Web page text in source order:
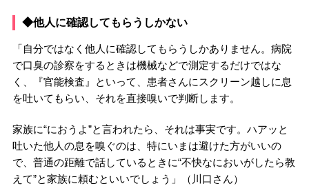
◆他人に確認してもらうしかない
「自分ではなく他人に確認してもらうしかありません。病院
で口臭の診察をするときは機械などで測定するだけではな
く、『官能検査』といって、患者さんにスクリーン越しに息
を吐いてもらい、それを直接嗅いで判断します。
家族に“におうよ”と言われたら、それは事実です。ハアッと
吐いた他人の息を嗅ぐのは、特にいまは避けた方がいいの
で、普通の距離で話しているときに“不快なにおいがしたら教
えて”と家族に頼むといいでしょう」（川口さん）